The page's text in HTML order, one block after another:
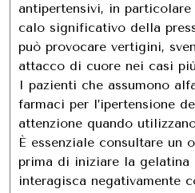
antipertensivi, in
calo significativo della
può provocare vertigini,
attacco di cuore nei casi
I pazienti che assumono
farmaci per l’ipertensione
attenzione quando
È essenziale consultare un
prima di iniziare la gelatina
interagisca negativamente